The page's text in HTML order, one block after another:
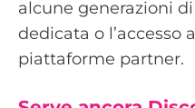
alcune generazioni
dedicata o l’accesso
piattaforme partner.